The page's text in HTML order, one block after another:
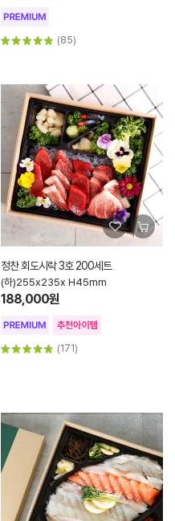
(85)
정찬 회도시락 3호 200세트
(하)255x235x H45mm
188,000원
(171)